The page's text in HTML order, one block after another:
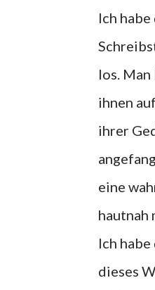
Ich
los.
ihnen
ihrer
eine
hautnah
Ich
dieses